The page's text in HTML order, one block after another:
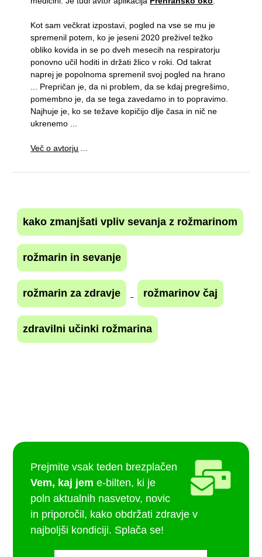
Kot sam večkrat izpostavi, pogled na vse se mu je
spremenil potem, ko je jeseni 2020 preživel težko
obliko kovida in se po dveh mesecih na respiratorju
ponovno učil hoditi in držati žlico v roki. Od takrat
naprej je popolnoma spremenil svoj pogled na hrano
... Prepričan je, da ni problem, da se kdaj pregrešimo,
pomembno je, da se tega zavedamo in to popravimo.
Najhuje je, ko se težave kopičijo dlje časa in nič ne
ukrenemo ...
Več o avtorju
kako zmanjšati vpliv sevanja z rožmarinom
rožmarin in sevanje
rožmarin za zdravje rožmarinov čaj
zdravilni učinki rožmarina
Prejmite vsak teden brezplačen
Vem, kaj jem e-bilten, ki je
poln aktualnih nasvetov, novic
in priporočil, kako obdržati zdravje v
najboljši kondiciji. Splača se!